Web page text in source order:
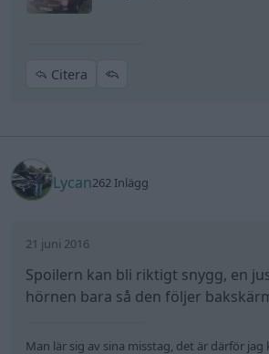
Citera
Lycan262 Inlägg
21 juni 2016
Spoilern kan bli riktigt snygg, en
hörnen bara så den följer
Man lär sig av sina misstag, det är därför jag